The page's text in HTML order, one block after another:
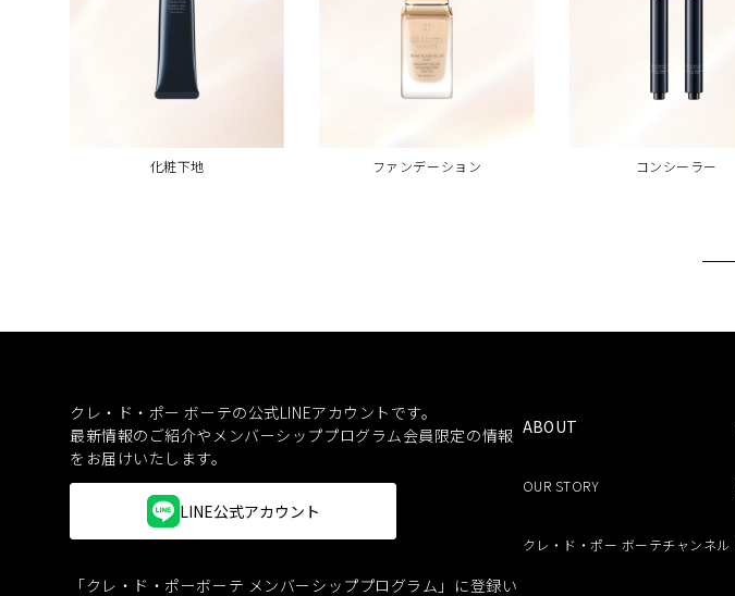
化粧下地 ファンデーション コンシーラー
クレ・ド・ポー ボーテの公式LINEアカウントです。
最新情報のご紹介やメンバーシッププログラム会員限定の情報
をお届けいたします。
LINE公式アカウント
「クレ・ド・ポーボーテ メンバーシッププログラム」に登録い
ABOUT
OUR STORY
クレ・ド・ポー ボーテチャンネル